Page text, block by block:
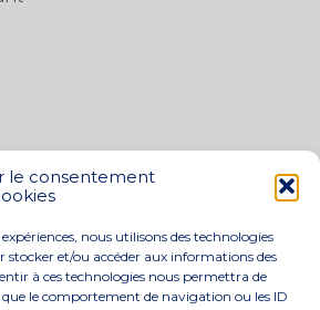
le consentement
nous utilisons des technologies
stocker et/ou accéder aux informations des
à ces technologies nous permettra de
que le comportement de navigation ou les ID